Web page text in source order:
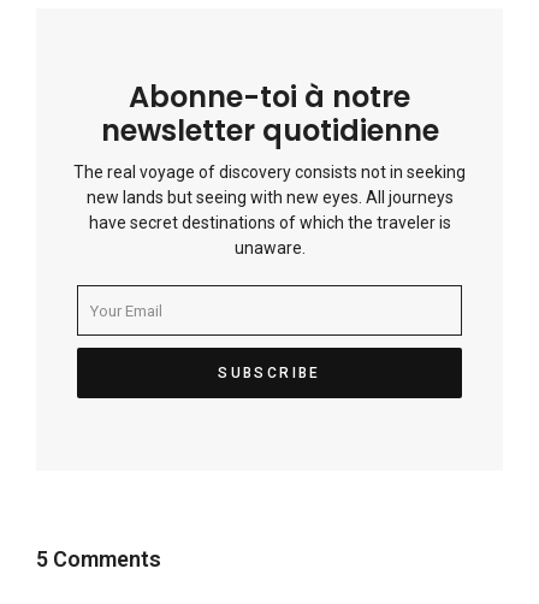
Abonne-toi à notre
newsletter quotidienne
The real voyage of discovery consists not in seeking
new lands but seeing with new eyes. All journeys
have secret destinations of which the traveler is
unaware.
5 Comments